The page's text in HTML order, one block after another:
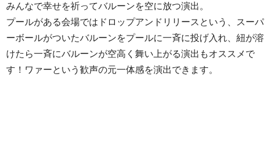
みんなで幸せを祈ってバルーンを空に放つ演出。
プールがある会場ではドロップアンドリリースという、スーパ
ーボールがついたバルーンをプールに一斉に投げ入れ、紐が溶
けたら一斉にバルーンが空高く舞い上がる演出もオススメで
す！ワァーという歓声の元一体感を演出できます。